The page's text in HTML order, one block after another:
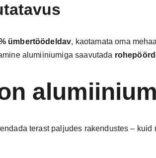
ümbertöödeldav, kaotamata oma
alumiiniumiga saavutada
terast paljudes rakendustes –